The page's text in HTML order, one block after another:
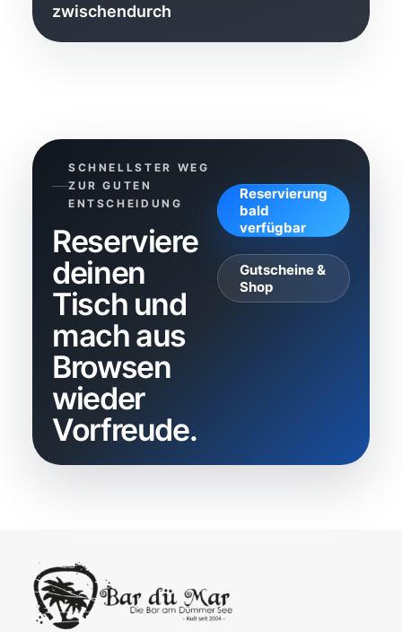
zwischendurch
SCHNELLSTER WEG
ZUR GUTEN
ENTSCHEIDUNG
Reserviere
deinen
Tisch und
mach aus
Browsen
wieder
Vorfreude.
Reservierung
bald
verfügbar
Gutscheine &
Shop